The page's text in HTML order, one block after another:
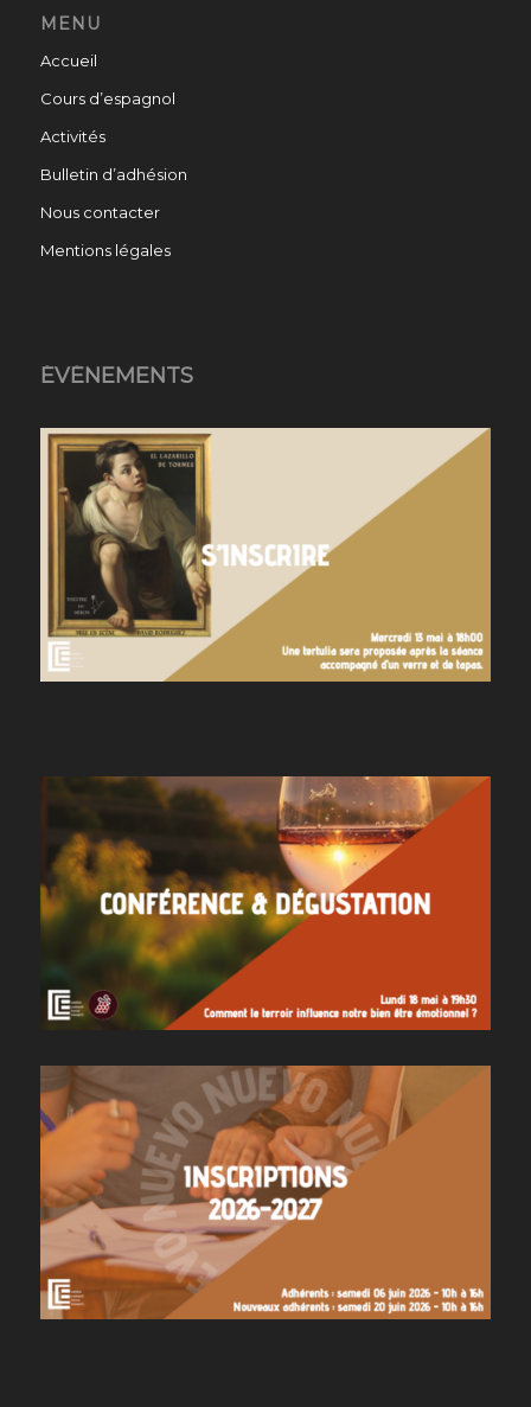
MENU
Accueil
Cours d’espagnol
Activités
Bulletin d’adhésion
Nous contacter
Mentions légales
ÉVÉNEMENTS